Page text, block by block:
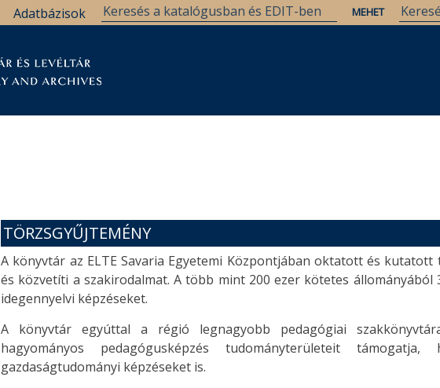
Adatbázisok
TÖRZSGYŰJTEMÉNY
A könyvtár az ELTE Savaria Egyetemi Központjában oktatott és
és közvetíti a szakirodalmat. A több mint 200 ezer kötetes állományából
idegennyelvi képzéseket.
A könyvtár egyúttal a régió legnagyobb pedagógiai
hagyományos pedagógusképzés tudományterületeit
gazdaságtudományi képzéseket is.